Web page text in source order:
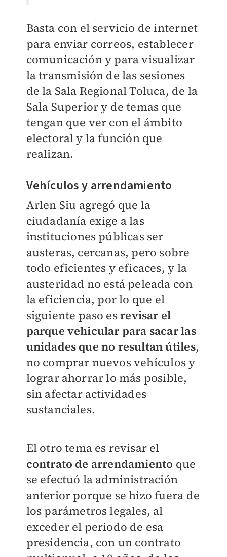
Basta con el servicio de internet
para enviar correos, establecer
comunicación y para visualizar
la transmisión de las sesiones
de la Sala Regional Toluca, de la
Sala Superior y de temas que
tengan que ver con el ámbito
electoral y la función que
realizan.
Vehículos y arrendamiento
Arlen Siu agregó que la
ciudadanía exige a las
instituciones públicas ser
austeras, cercanas, pero sobre
todo eficientes y eficaces, y la
austeridad no está peleada con
la eficiencia, por lo que el
siguiente paso esrevisar el
parque vehicular para sacar las
unidades que no resultan útiles,
no comprar nuevos vehículos y
lograr ahorrar lo más posible,
sin afectar actividades
sustanciales.
El otro tema es revisar el
contrato de arrendamiento que
se efectuó la administración
anterior porque se hizo fuera de
los parámetros legales, al
exceder el periodo de esa
presidencia, con un contrato